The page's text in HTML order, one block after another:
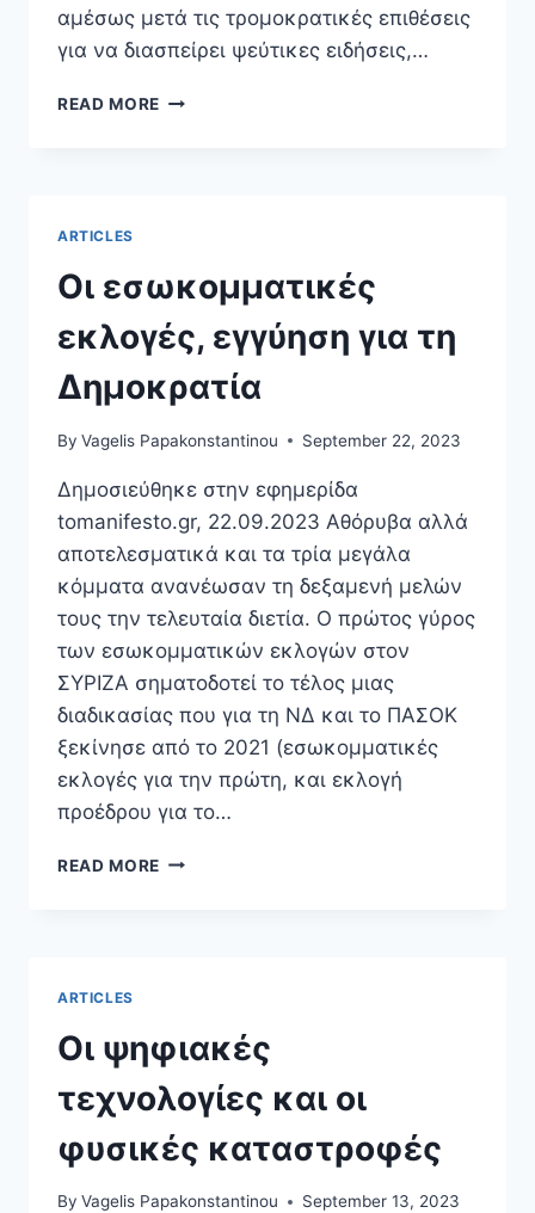
αμέσως μετά τις τρομοκρατικές επιθέσεις
για να διασπείρει ψεύτικες ειδήσεις,…
READ MORE ΕΊΝΑΙ
ARTICLES
Οι εσωκομματικές
εκλογές, εγγύηση για τη
Δημοκρατία
By Vagelis Papakonstantinou September 22, 2023
Δημοσιεύθηκε στην εφημερίδα
tomanifesto.gr, 22.09.2023 Αθόρυβα αλλά
αποτελεσματικά και τα τρία μεγάλα
κόμματα ανανέωσαν τη δεξαμενή μελών
τους την τελευταία διετία. Ο πρώτος γύρος
των εσωκομματικών εκλογών στον
ΣΥΡΙΖΑ σηματοδοτεί το τέλος μιας
διαδικασίας που για τη ΝΔ και το ΠΑΣΟΚ
ξεκίνησε από το 2021 (εσωκομματικές
εκλογές για την πρώτη, και εκλογή
προέδρου για το…
READ MORE ΟΙ
ARTICLES
Οι ψηφιακές
τεχνολογίες και οι
φυσικές καταστροφές
By Vagelis Papakonstantinou September 13, 2023